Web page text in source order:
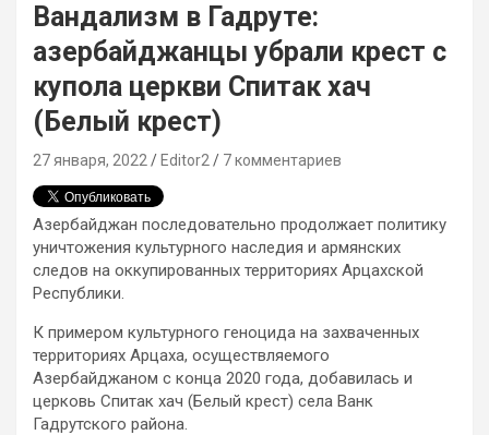
Вандализм в Гадруте:
азербайджанцы убрали крест с
купола церкви Спитак хач
(Белый крест)
27 января, 2022 Editor2 7 комментариев
Азербайджан последовательно продолжает политику
уничтожения культурного наследия и армянских
следов на оккупированных территориях Арцахской
Республики.
К примером культурного геноцида на захваченных
территориях Арцаха, осуществляемого
Азербайджаном с конца 2020 года, добавилась и
церковь Спитак хач (Белый крест) села Ванк
Гадрутского района.